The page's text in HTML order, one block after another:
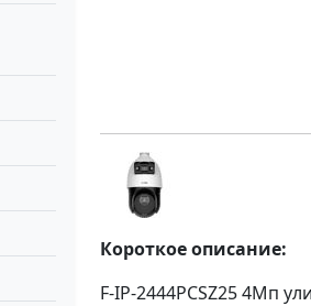
Короткое описание:
F-IP-2444PCSZ25 4Мп